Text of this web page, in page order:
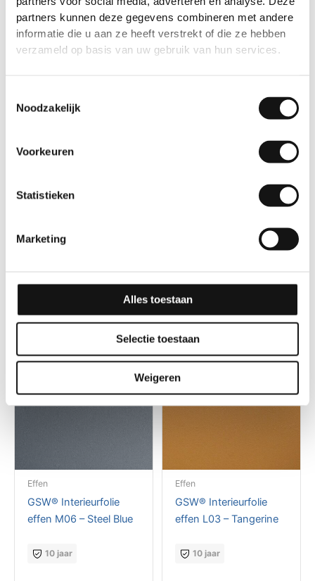
partners kunnen deze gegevens combineren met andere
informatie die u aan ze heeft verstrekt of die ze hebben
verzameld op basis van uw gebruik van hun services.
Noodzakelijk
Voorkeuren
Statistieken
Marketing
Alles toestaan
Selectie toestaan
Weigeren
Gerelateerde producten
Effen
Grey
effen M04 – Pale Blue
Effen
GSW® Interieurfolie
effen M06 – Steel Blue
10 jaar
Effen
GSW® Interieurfolie
effen L03 – Tangerine
10 jaar